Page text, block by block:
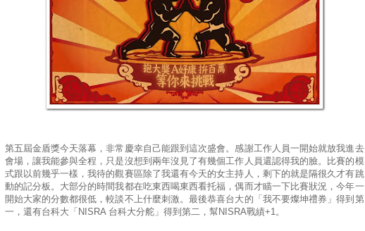
第五屆金盾獎今天落幕，非常慶幸自己能跟到這次盛會。感謝工作人員一開始就放我進去
會場，讓我能參與全程，只是沒想到兩年沒見了有幾個工作人員還認得我的臉。比賽的模
式跟以前幾乎一樣，我待的觀賽區除了我還有今天的女主持人，剩下的就是隔很久才有跳
動的記分板。大部分的時間我都在吃東西喝東西看托福，偶而才瞄一下比賽狀況，今年一
開始大家的分數都很低，較談不上什麼刺激。最後恭喜台大的「我不要燦坤禮券」得到第
一，還有台科大「NISRA 台科大分舵」得到第二，幫NISRA戰績+1。